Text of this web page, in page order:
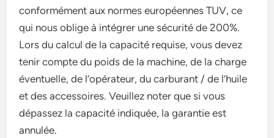
conformément aux normes européennes TUV, ce
qui nous oblige à intégrer une sécurité de 200%.
Lors du calcul de la capacité requise, vous devez
tenir compte du poids de la machine, de la charge
éventuelle, de l’opérateur, du carburant / de l’huile
et des accessoires. Veuillez noter que si vous
dépassez la capacité indiquée, la garantie est
annulée.